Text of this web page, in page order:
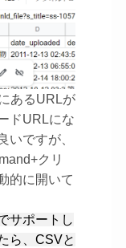
あるURLが
ドURLにな
いですが、
クリ
的に開いて
サポートし
ら、CSVと